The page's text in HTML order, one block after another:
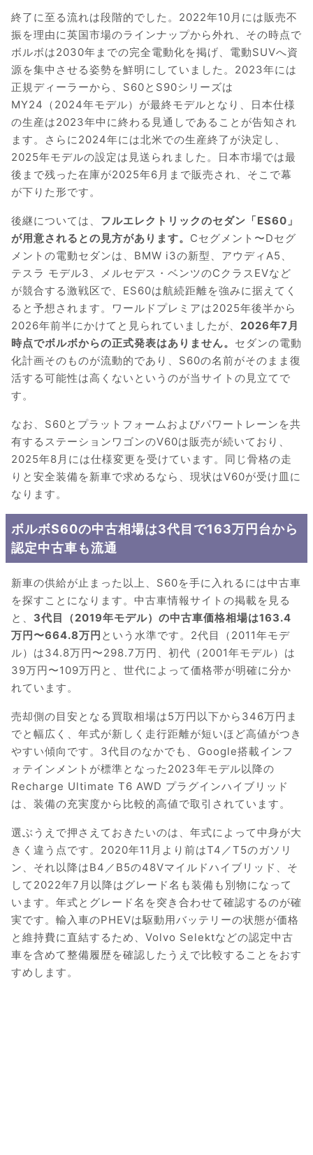
終了に至る流れは段階的でした。2022年10月には販売不
振を理由に英国市場のラインナップから外れ、その時点で
ボルボは2030年までの完全電動化を掲げ、電動SUVへ資
源を集中させる姿勢を鮮明にしていました。2023年には
正規ディーラーから、S60とS90シリーズは
MY24（2024年モデル）が最終モデルとなり、日本仕様
の生産は2023年中に終わる見通しであることが告知され
ます。さらに2024年には北米での生産終了が決定し、
2025年モデルの設定は見送られました。日本市場では最
後まで残った在庫が2025年6月まで販売され、そこで幕
が下りた形です。
後継については、 フルエレクトリックのセダン「ES60」
が用意されるとの見方があります。 Cセグメント〜Dセグ
メントの電動セダンは、BMW i3の新型、アウディA5、
テスラ モデル3、メルセデス・ベンツのCクラスEVなど
が競合する激戦区で、ES60は航続距離を強みに据えてく
ると予想されます。ワールドプレミアは2025年後半から
2026年前半にかけてと見られていましたが、 2026年7月
時点でボルボからの正式発表はありません。 セダンの電動
化計画そのものが流動的であり、S60の名前がそのまま復
活する可能性は高くないというのが当サイトの見立てで
す。
なお、S60とプラットフォームおよびパワートレーンを共
有するステーションワゴンのV60は販売が続いており、
2025年8月には仕様変更を受けています。同じ骨格の走
りと安全装備を新車で求めるなら、現状はV60が受け皿に
なります。
ボルボS60の中古相場は3代目で163万円台から
認定中古車も流通
新車の供給が止まった以上、S60を手に入れるには中古車
を探すことになります。中古車情報サイトの掲載を見る
と、 3代目（2019年モデル）の中古車価格相場は163.4
万円〜664.8万円 という水準です。2代目（2011年モデ
ル）は34.8万円〜298.7万円、初代（2001年モデル）は
39万円〜109万円と、世代によって価格帯が明確に分か
れています。
売却側の目安となる買取相場は5万円以下から346万円ま
でと幅広く、年式が新しく走行距離が短いほど高値がつき
やすい傾向です。3代目のなかでも、Google搭載インフ
ォテインメントが標準となった2023年モデル以降の
Recharge Ultimate T6 AWD プラグインハイブリッド
は、装備の充実度から比較的高値で取引されています。
選ぶうえで押さえておきたいのは、年式によって中身が大
きく違う点です。2020年11月より前はT4／T5のガソリ
ン、それ以降はB4／B5の48Vマイルドハイブリッド、そ
して2022年7月以降はグレード名も装備も別物になって
います。年式とグレード名を突き合わせて確認するのが確
実です。輸入車のPHEVは駆動用バッテリーの状態が価格
と維持費に直結するため、Volvo Selektなどの認定中古
車を含めて整備履歴を確認したうえで比較することをおす
すめします。